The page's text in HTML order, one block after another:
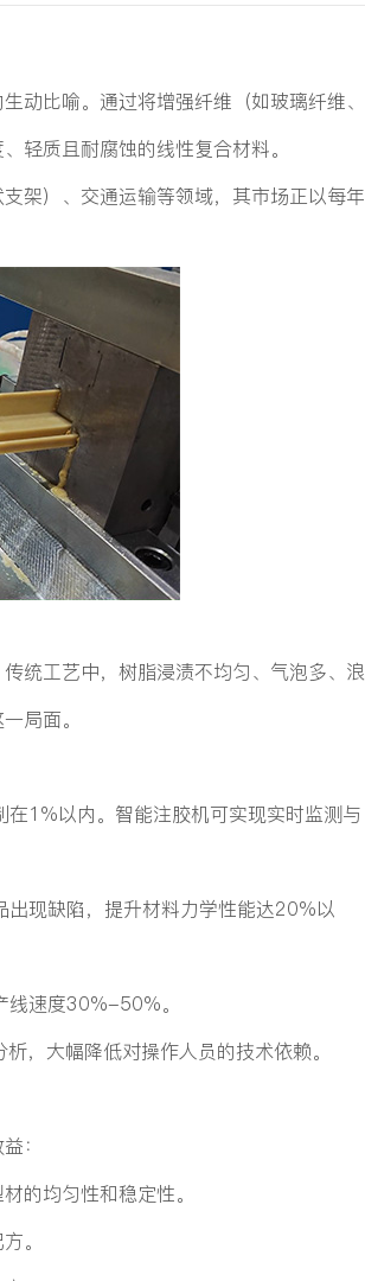
比喻。通过将增强纤维（如玻璃纤维、
轻质且耐腐蚀的线性复合材料。
架）、交通运输等领域，其市场正以每年
统工艺中，树脂浸渍不均匀、气泡多、浪
局面。
1%以内。智能注胶机可实现实时监测与
现缺陷，提升材料力学性能达20%以
线速度30%-50%。
，大幅降低对操作人员的技术依赖。
：
的均匀性和稳定性。
。